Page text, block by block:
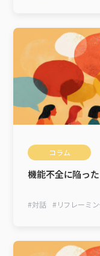
コラム
機能不全に陥っ
#対話 # リフレーミ